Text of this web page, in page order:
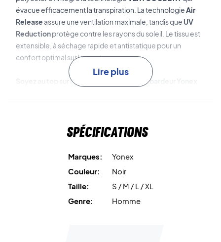
évacue efficacement la transpiration. La technologieAir
Releaseassure une ventilation maximale, tandis que UV
Reductionprotège contre les rayons du soleil. Le tissu est
extensible, à séchage rapide et antistatique pour un
confort optimal sur le court.
Soyez au top sur le court – achetez ce débardeur Yonex
Lire plus
Spécifications
Marques:
Yonex
Couleur:
Noir
Taille:
S / M / L / XL
Genre:
Homme